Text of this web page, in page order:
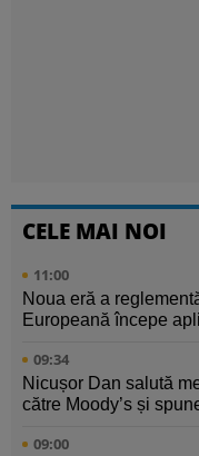
CELE MAI NOI
11:00
Noua eră a
Europeană începe
09:34
Nicușor Dan salută
către Moody’s și
09:00